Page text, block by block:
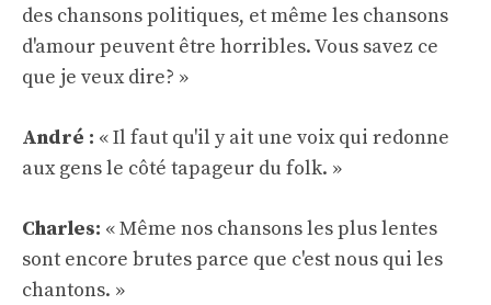
des chansons politiques, et même les chansons
d'amour peuvent être horribles. Vous savez ce
que je veux dire? »
André : « Il faut qu'il y ait une voix qui redonne
aux gens le côté tapageur du folk. »
Charles: « Même nos chansons les plus lentes
sont encore brutes parce que c'est nous qui les
chantons. »